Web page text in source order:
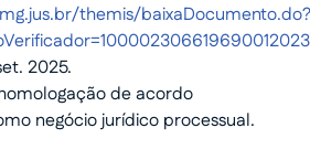
themis/baixaDocumento.do?
2025.
de acordo
negócio jurídico processual.